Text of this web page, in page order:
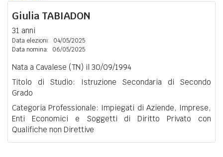
Giulia TABIADON
31 anni
Data elezioni:
04/05/2025
Data nomina:
06/05/2025
Nata a Cavalese (TN) il 30/09/1994
Titolo di Studio: Istruzione Secondaria di Secondo
Grado
Categoria Professionale: Impiegati di Aziende, Imprese,
Enti Economici e Soggetti di Diritto Privato con
Qualifiche non Direttive